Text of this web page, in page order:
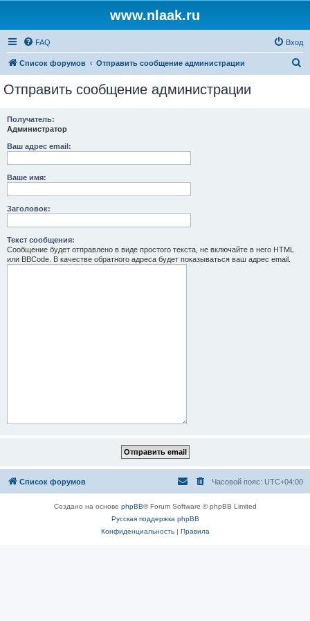
www.nlaak.ru
FAQ Вход
Список форумов Отправить сообщение администрации
Отправить сообщение администрации
Получатель:
Администратор
Ваш адрес email:
Ваше имя:
Заголовок:
Текст сообщения:
Сообщение будет отправлено в виде простого текста, не включайте в него HTML
или BBCode. В качестве обратного адреса будет показываться ваш адрес email.
Список форумов Часовой пояс: UTC+04:00
Создано на основе phpBB® Forum Software © phpBB Limited
Русская поддержка phpBB
Конфиденциальность| Правила